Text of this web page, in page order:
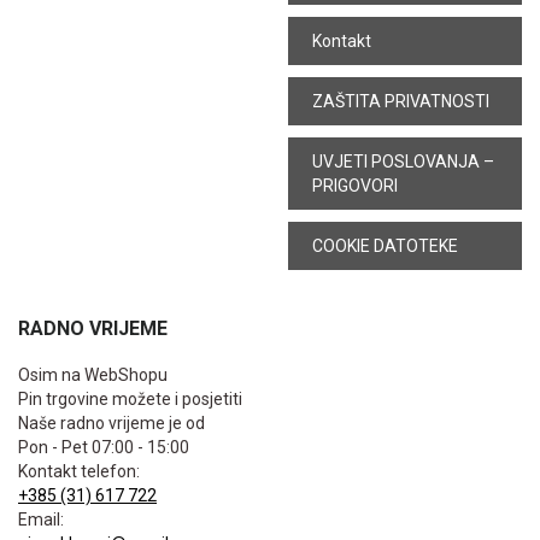
Kontakt
ZAŠTITA PRIVATNOSTI
UVJETI POSLOVANJA –
PRIGOVORI
COOKIE DATOTEKE
RADNO VRIJEME
Osim na WebShopu
Pin trgovine možete i posjetiti
Naše radno vrijeme je od
Pon - Pet 07:00 - 15:00
Kontakt telefon:
+385 (31) 617 722
Email: